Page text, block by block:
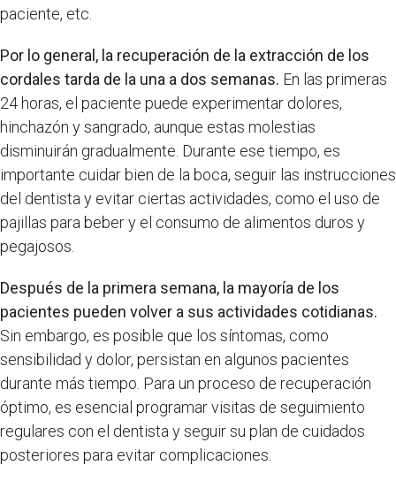
paciente, etc.
Por lo general, la recuperación de la extracción de los
cordales tarda de la una a dos semanas. En las primeras
24 horas, el paciente puede experimentar dolores,
hinchazón y sangrado, aunque estas molestias
disminuirán gradualmente. Durante ese tiempo, es
importante cuidar bien de la boca, seguir las instrucciones
del dentista y evitar ciertas actividades, como el uso de
pajillas para beber y el consumo de alimentos duros y
pegajosos.
Después de la primera semana, la mayoría de los
pacientes pueden volver a sus actividades cotidianas.
Sin embargo, es posible que los síntomas, como
sensibilidad y dolor, persistan en algunos pacientes
durante más tiempo. Para un proceso de recuperación
óptimo, es esencial programar visitas de seguimiento
regulares con el dentista y seguir su plan de cuidados
posteriores para evitar complicaciones.